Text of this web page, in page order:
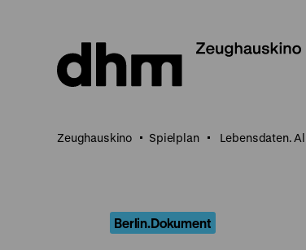
Seiteninhalt
springen
Zeughauskino Spielplan Lebensdaten.
Berlin.Dokument